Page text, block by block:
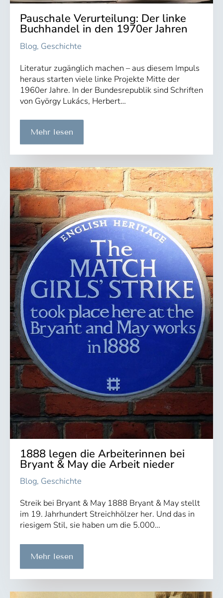
Pauschale Verurteilung: Der linke
Buchhandel in den 1970er Jahren
Blog, Geschichte
Literatur zugänglich machen – aus diesem Impuls
heraus starten viele linke Projekte Mitte der
1960er Jahre. In der Bundesrepublik sind Schriften
von György Lukács, Herbert…
Mehr lesen
1888 legen die Arbeiterinnen bei
Bryant & May die Arbeit nieder
Blog, Geschichte
Streik bei Bryant & May 1888 Bryant & May stellt
im 19. Jahrhundert Streichhölzer her. Und das in
riesigem Stil, sie haben um die 5.000…
Mehr lesen